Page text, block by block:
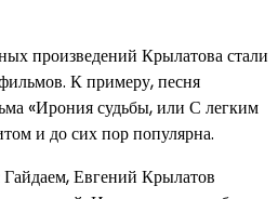
произведений Крылатова стали
К примеру, песня
«Ирония судьбы, или С легким
и до сих пор популярна.
Гайдаем, Евгений Крылатов